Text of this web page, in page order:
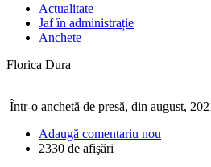
Actualitate
Jaf în administrație
Anchete
Florica Dura
Într-o anchetă de presă, din august,
Adaugă comentariu nou
2330 de afişări